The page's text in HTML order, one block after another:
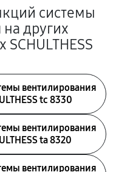
системы
других
вентилирования
tc 8330
вентилирования
ta 8320
вентилирования